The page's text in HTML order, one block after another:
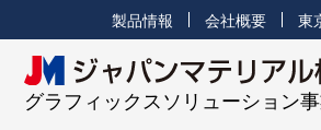
グラフィックスソリューション
製品情報 会社概要 東